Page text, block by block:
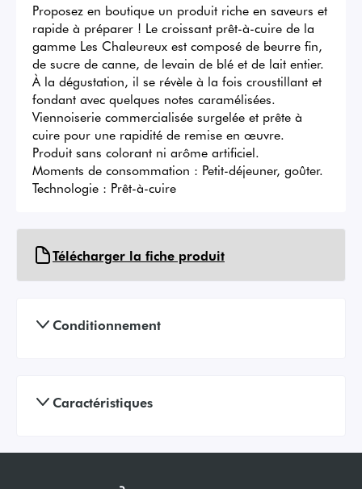
Proposez en boutique un produit riche en saveurs et
rapide à préparer ! Le croissant prêt-à-cuire de la
gamme Les Chaleureux est composé de beurre fin,
de sucre de canne, de levain de blé et de lait entier.
À la dégustation, il se révèle à la fois croustillant et
fondant avec quelques notes caramélisées.
Viennoiserie commercialisée surgelée et prête à
cuire pour une rapidité de remise en œuvre.
Produit sans colorant ni arôme artificiel.
Moments de consommation : Petit-déjeuner, goûter.
Technologie : Prêt-à-cuire
Télécharger la fiche produit
Conditionnement
Caractéristiques